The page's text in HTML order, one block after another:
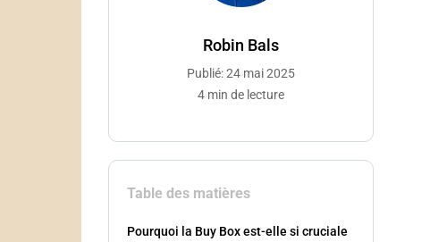
Robin Bals
Publié: 24 mai 2025
4 min de lecture
Table des matières
Pourquoi la Buy Box est-elle si cruciale